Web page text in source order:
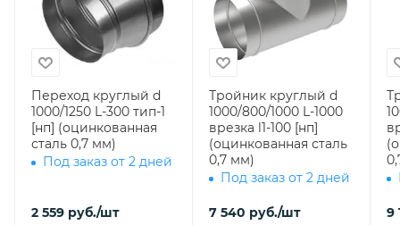
Переход круглый d
1000/1250 L-300 тип-1
[нп] (оцинкованная
сталь 0,7 мм)
Под заказ от 2 дней
2 559 руб./шт
Тройник круглый d
1000/800/1000 L-1000
врезка l1-100 [нп]
(оцинкованная сталь
0,7 мм)
Под заказ от 2 дней
7 540 руб./шт 9